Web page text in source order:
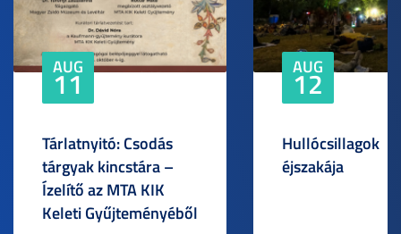
AUG
11
Tárlatnyitó: Csodás
tárgyak kincstára –
Ízelítő az MTA KIK
Keleti Gyűjteményéből
AUG
12
Hullócsillagok
éjszakája